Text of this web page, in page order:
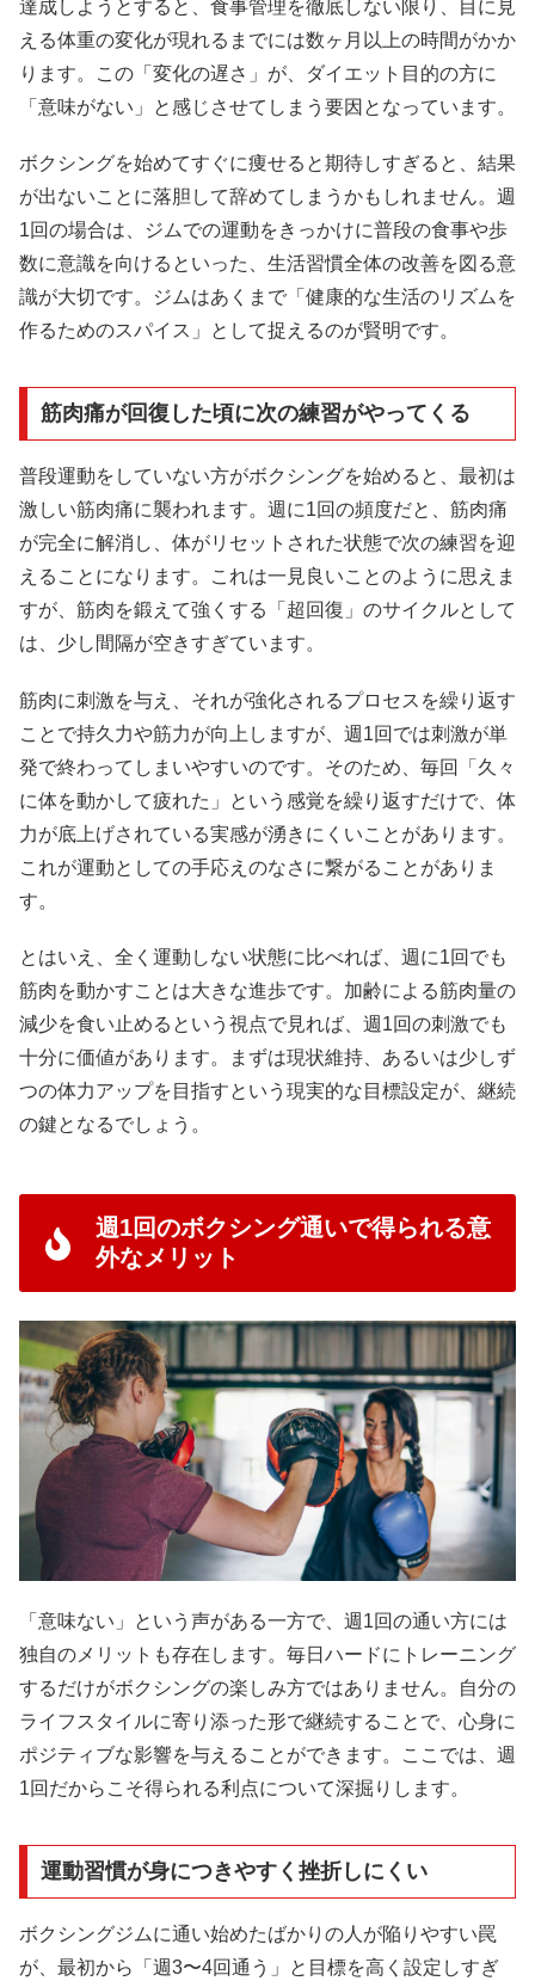
達成しようとすると、食事管理を徹底しない限り、目に見
える体重の変化が現れるまでには数ヶ月以上の時間がかか
ります。この「変化の遅さ」が、ダイエット目的の方に
「意味がない」と感じさせてしまう要因となっています。
ボクシングを始めてすぐに痩せると期待しすぎると、結果
が出ないことに落胆して辞めてしまうかもしれません。週
1回の場合は、ジムでの運動をきっかけに普段の食事や歩
数に意識を向けるといった、生活習慣全体の改善を図る意
識が大切です。ジムはあくまで「健康的な生活のリズムを
作るためのスパイス」として捉えるのが賢明です。
筋肉痛が回復した頃に次の練習がやってくる
普段運動をしていない方がボクシングを始めると、最初は
激しい筋肉痛に襲われます。週に1回の頻度だと、筋肉痛
が完全に解消し、体がリセットされた状態で次の練習を迎
えることになります。これは一見良いことのように思えま
すが、筋肉を鍛えて強くする「超回復」のサイクルとして
は、少し間隔が空きすぎています。
筋肉に刺激を与え、それが強化されるプロセスを繰り返す
ことで持久力や筋力が向上しますが、週1回では刺激が単
発で終わってしまいやすいのです。そのため、毎回「久々
に体を動かして疲れた」という感覚を繰り返すだけで、体
力が底上げされている実感が湧きにくいことがあります。
これが運動としての手応えのなさに繋がることがありま
す。
とはいえ、全く運動しない状態に比べれば、週に1回でも
筋肉を動かすことは大きな進歩です。加齢による筋肉量の
減少を食い止めるという視点で見れば、週1回の刺激でも
十分に価値があります。まずは現状維持、あるいは少しず
つの体力アップを目指すという現実的な目標設定が、継続
の鍵となるでしょう。
週1回のボクシング通いで得られる意
外なメリット
「意味ない」という声がある一方で、週1回の通い方には
独自のメリットも存在します。毎日ハードにトレーニング
するだけがボクシングの楽しみ方ではありません。自分の
ライフスタイルに寄り添った形で継続することで、心身に
ポジティブな影響を与えることができます。ここでは、週
1回だからこそ得られる利点について深掘りします。
運動習慣が身につきやすく挫折しにくい
ボクシングジムに通い始めたばかりの人が陥りやすい罠
が、最初から「週3〜4回通う」と目標を高く設定しすぎ